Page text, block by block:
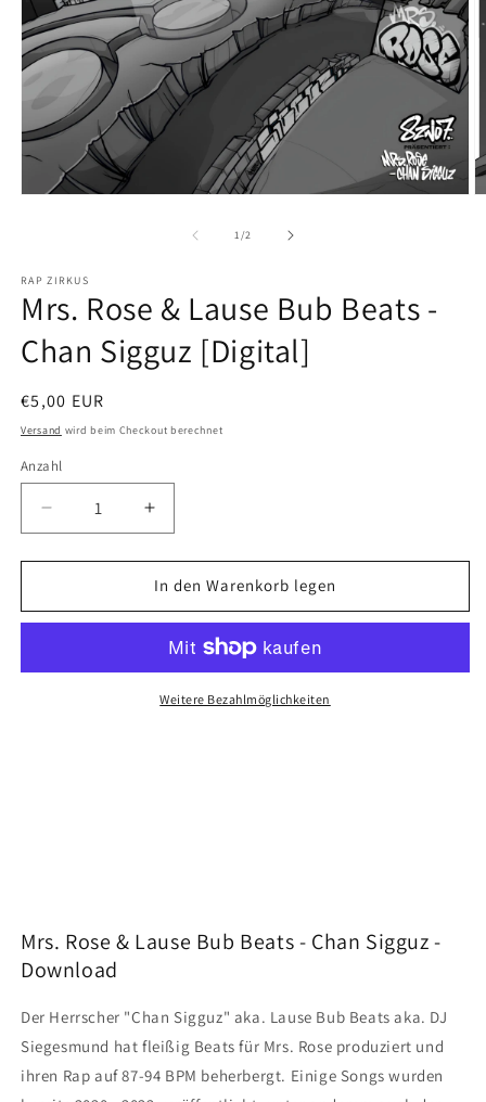
1/von
2
RAP ZIRKUS
Mrs. Rose & Lause Bub Beats -
Chan Sigguz [Digital]
Normaler
Preis
€5,00 EUR
Versand wird beim Checkout berechnet
Anzahl
Verringere
die
Menge
Mrs.
Lause
Erhöhe
die
Menge
für
Mrs.
&amp;
Lause
Bub
In den Warenkorb legen
Weitere Bezahlmöglichkeiten
Mrs. Rose & Lause Bub Beats - Chan Sigguz -
Download
Der Herrscher "Chan Sigguz" aka. Lause Bub Beats aka. DJ
Siegesmund hat fleißig Beats für Mrs. Rose produziert und
ihren Rap auf 87-94 BPM beherbergt. Einige Songs wurden